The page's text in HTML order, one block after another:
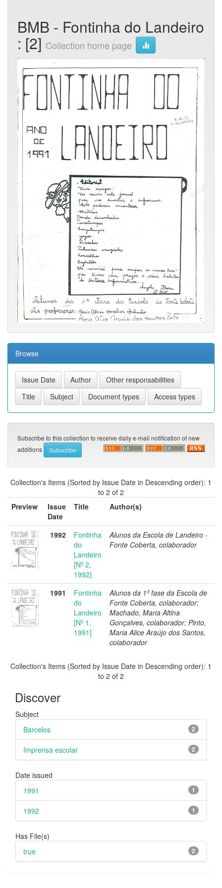
BMB - Fontinha do Landeiro
: [2] Collection home page
Browse
Subscribe to this collection to receive daily e-mail notification of new
additions
Collection's Items (Sorted by Issue Date in Descending order): 1
to 2 of 2
Preview
Issue
Date
Title Author(s)
1992
Fontinha
do
Landeiro
[Nº 2,
1992]
Alunos da Escola de Landeiro -
Fonte Coberta, colaborador
1991
Fontinha
do
Landeiro
[Nº 1,
1991]
Alunos da 1º fase da Escola de
Fonte Coberta, colaborador;
Machado, Maria Altina
Gonçalves, colaborador; Pinto,
Maria Alice Araújo dos Santos,
colaborador
Collection's Items (Sorted by Issue Date in Descending order): 1
to 2 of 2
Discover
Subject
2
Barcelos
2
Imprensa escolar
Date issued
1
1991
1
1992
Has File(s)
2
true